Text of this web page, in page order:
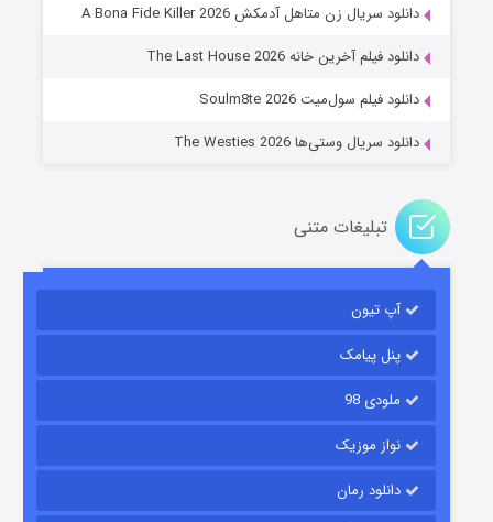
قسمت۲ (زیرنویس) منتشر شد
دانلود سریال زن متاهل آدمکش A Bona Fide Killer 2026
دانلود فیلم آخرین خانه The Last House 2026
دانلود فیلم سول‌میت Soulm8te 2026
دانلود سریال وستی‌ها The Westies 2026
تبلیغات متنی
آپ تیون
پنل پیامک
ملودی 98
نواز موزیک
دانلود رمان